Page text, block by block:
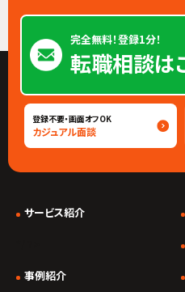
完全無料！登録1分！
転職相談は
登録不要・画面オフOK
カジュアル面談
サービス紹介
事例紹介